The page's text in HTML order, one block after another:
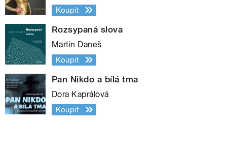
Koupit
Rozsypaná slova
Martin Daneš
Koupit
Pan Nikdo a bílá tma
Dora Kaprálová
Koupit